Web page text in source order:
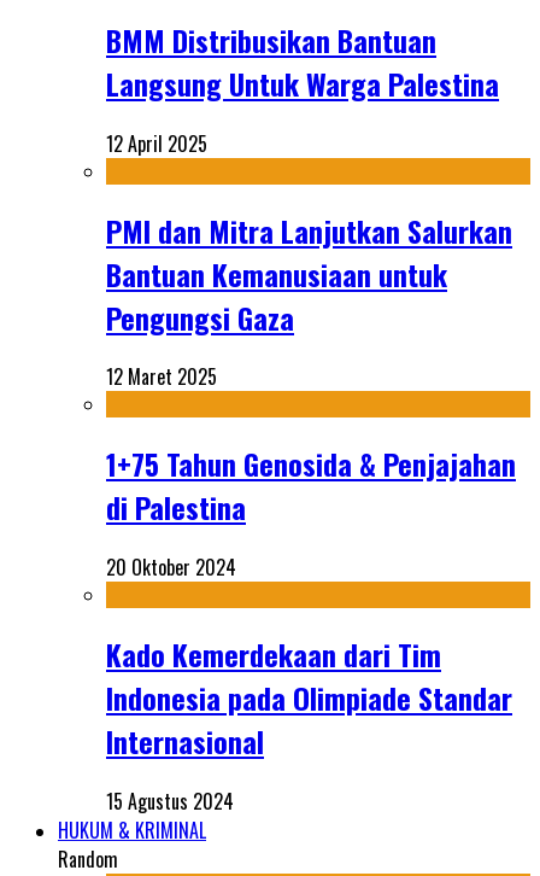
BMM Distribusikan Bantuan
Langsung Untuk Warga Palestina
12 April 2025
PMI dan Mitra Lanjutkan Salurkan
Bantuan Kemanusiaan untuk
Pengungsi Gaza
12 Maret 2025
1+75 Tahun Genosida & Penjajahan
di Palestina
20 Oktober 2024
Kado Kemerdekaan dari Tim
Indonesia pada Olimpiade Standar
Internasional
15 Agustus 2024
HUKUM & KRIMINAL
Random